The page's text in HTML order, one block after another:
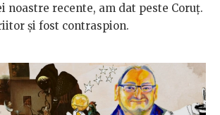
recente, am dat peste Coruț.
și fost contraspion.